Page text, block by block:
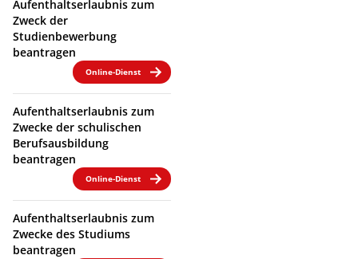
Aufenthaltserlaubnis zum
Zweck der
Studienbewerbung
beantragen
Online-Dienst
Aufenthaltserlaubnis zum
Zwecke der schulischen
Berufsausbildung
beantragen
Online-Dienst
Aufenthaltserlaubnis zum
Zwecke des Studiums
beantragen